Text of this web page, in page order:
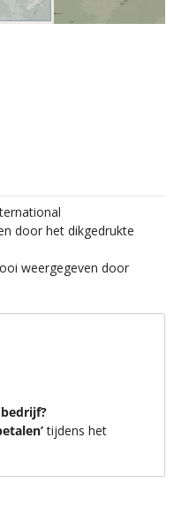
door het dikgedrukte
weergegeven door
tijdens het